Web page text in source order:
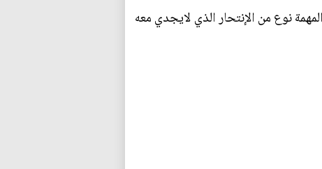
نوع من الإنتحار الذي لايجدي معه